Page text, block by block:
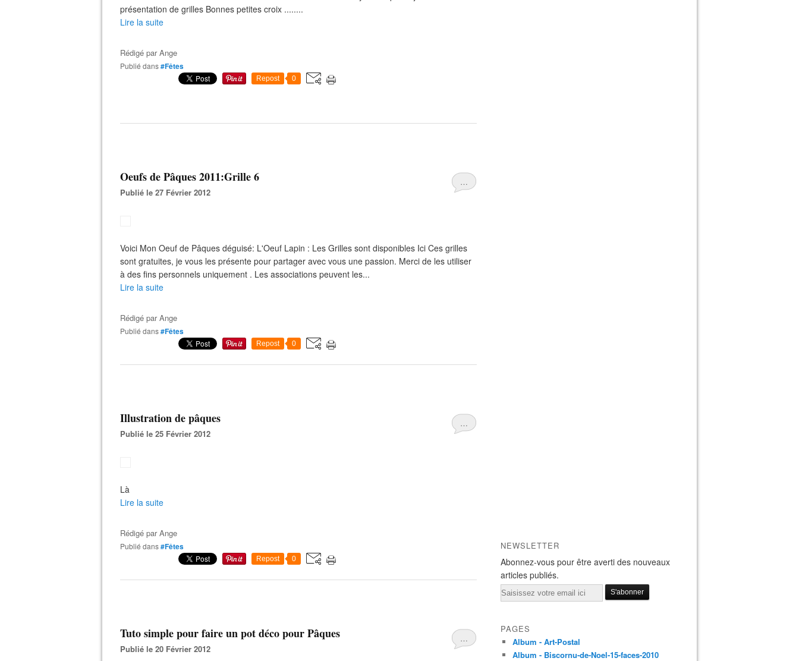
présentation de grilles Bonnes petites croix ........
Lire la suite
Rédigé parAnge
Publié dans#Fêtes
Repost 0
…
Oeufs de Pâques 2011:Grille 6
Publié le 27 Février 2012
Voici Mon Oeuf de Pâques déguisé: L'Oeuf Lapin : Les Grilles sont disponibles Ici Ces grilles
sont gratuites, je vous les présente pour partager avec vous une passion. Merci de les utiliser
à des fins personnels uniquement . Les associations peuvent les...
Lire la suite
Rédigé parAnge
Publié dans#Fêtes
Repost 0
…
Illustration de pâques
Publié le 25 Février 2012
Là
Lire la suite
Rédigé parAnge
Publié dans#Fêtes
Repost 0
…
Tuto simple pour faire un pot déco pour Pâques
Publié le 20 Février 2012
NEWSLETTER
Abonnez-vous pour être averti des nouveaux
articles publiés.
Email
PAGES
Album - Art-Postal
Album - Biscornu-de-Noel-15-faces-2010